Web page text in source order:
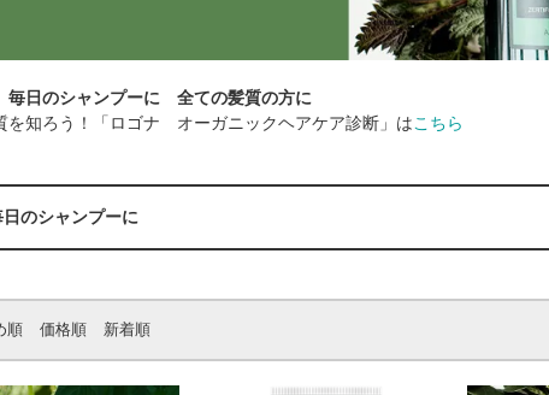
毎日のシャンプーに 全ての髪質の方に
を知ろう！「ロゴナ オーガニックヘアケア診断」はこちら
のシャンプーに
順 価格順 新着順